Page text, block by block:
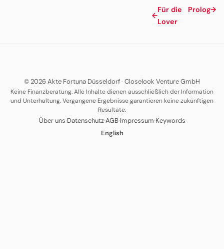
←
Für die
Lover
Prolog→
© 2026 Akte Fortuna Düsseldorf· Closelook Venture GmbH
Keine Finanzberatung. Alle Inhalte dienen ausschließlich der Information
und Unterhaltung. Vergangene Ergebnisse garantieren keine zukünftigen
Resultate.
Über uns·Datenschutz·AGB·Impressum·Keywords
English